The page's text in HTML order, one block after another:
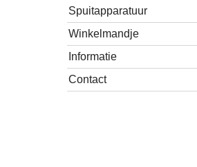
Spuitapparatuur
Winkelmandje
Informatie
Contact